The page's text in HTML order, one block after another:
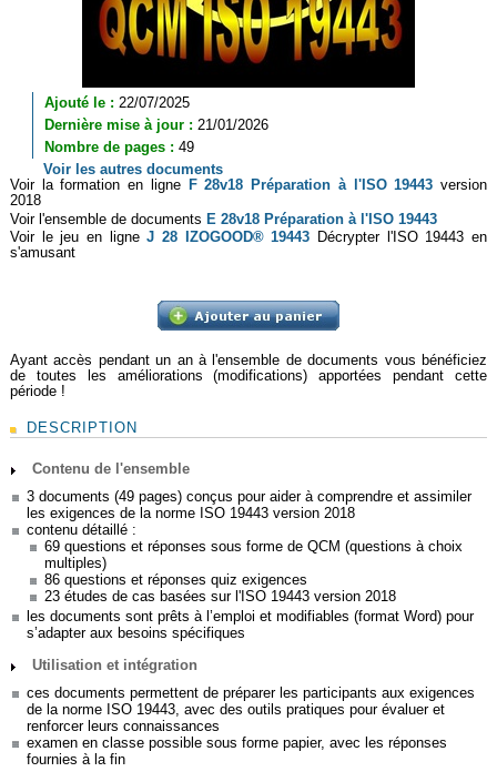
Ajouté le : 22/07/2025
Dernière mise à jour : 21/01/2026
Nombre de pages : 49
Voir les autres documents
Voir la formation en ligne F 28v18 Préparation à l'ISO 19443 version
2018
Voir l'ensemble de documents E 28v18 Préparation à l'ISO 19443
Voir le jeu en ligneJ 28 IZOGOOD® 19443 Décrypter l'ISO 19443 en
s'amusant
Ayant accès pendant un an à l'ensemble de documents vous bénéficiez
de toutes les améliorations (modifications) apportées pendant cette
période !
DESCRIPTION
Contenu de l'ensemble
3 documents (49 pages) conçus pour aider à comprendre et assimiler
les exigences de la norme ISO 19443 version 2018
contenu détaillé :
69 questions et réponses sous forme de QCM (questions à choix
multiples)
86 questions et réponses quiz exigences
23 études de cas basées sur l'ISO 19443 version 2018
les documents sont prêts à l’emploi et modifiables (format Word) pour
s’adapter aux besoins spécifiques
Utilisation et intégration
ces documents permettent de préparer les participants aux exigences
de la norme ISO 19443, avec des outils pratiques pour évaluer et
renforcer leurs connaissances
examen en classe possible sous forme papier, avec les réponses
fournies à la fin